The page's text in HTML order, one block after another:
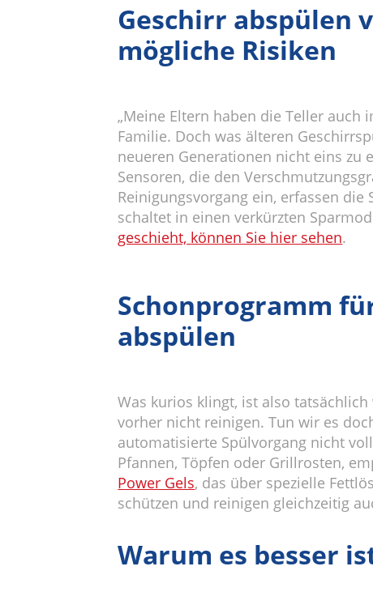
Geschirr abspülen
mögliche Risiken
„Meine Eltern haben die Teller auch
Familie. Doch was älteren
neueren Generationen nicht eins zu
Sensoren, die den
Reinigungsvorgang ein, erfassen
schaltet in einen verkürzten
geschieht, können Sie hier sehen.
Schonprogramm
abspülen
Was kurios klingt, ist also
vorher nicht reinigen. Tun wir es
automatisierte Spülvorgang nicht
Pfannen, Töpfen oder Grillrosten,
Power Gels, das über spezielle
schützen und reinigen gleichzeitig
Warum es besser